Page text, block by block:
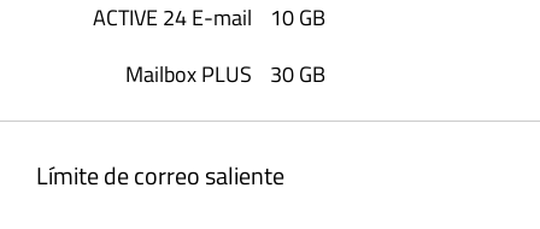
10 GB
30 GB
Límite de correo saliente